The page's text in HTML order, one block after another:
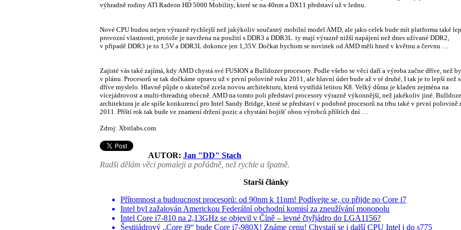
výhradně rodiny ATI Radeon HD 5000 Mobility, které se na 40nm a DX11 představí už v lednu.
Nové CPU budou nejen výrazně rychlejší než jakýkoliv současný mobilní model AMD, ale jako celek bude mít platforma také
provozní vlastnosti, protože je navržena na použití s DDR3 a DDR3L. ty mají výrazně nižší napájení než dnes užívané DDR2,
v případě DDR3 je to 1,5V a DDR3L dokonce jen 1,35V. Dočkat bychom se novinek od AMD měli hned v květnu a červnu …
Zajisté vás také zajímá, kdy AMD chystá své FUSION a Bulldozer procesory. Podle všeho se věci daří a výroba začne dříve, než
v plánu. Procesorů se tak dočkáme opravu už v první polovině roku 2011, ale hlavní úder bude až v té druhé, I tak je to lepší než
dříve myslelo. Hlavně půjde o skutečně zcela novou architekturu, která vystřídá letitou K8. Velký důraz je kladen zejména na
vícejádrovost a multi-threading obecně. AMD na tomto poli představí procesory výrazně výkonnější, než jakékoliv jiné.
architektura je ale spíše konkurencí pro Intel Sandy Bridge, které se představí v podobně procesorů na trhu také v první polovině
2011. Příští rok tak bude ve znamení držení pozic a chystání bojišť obou výrobců příštích dní …
Zdroj: Xbitlabs.com
AUTOR: Jan "DD" Stach
Radši dělám věci pomaleji a pořádně, než rychle a špatně.
Starší články
Přítomnost a budoucnost procesorů: od 90nm k 11nm! Podívejte se, co přijde po Core i7
Intel byl zažalován Americkou Federální obchodní komisí za zneužívání monopolu
Intel Core i7-810 na 2,13GHz se objevil v Číně – levné čtyřjádro do LGA1156?
Šestijádrový „Core i9“ bude Core i7-980X! Známe cenu! Chystají se i další CPU Intel i do s775